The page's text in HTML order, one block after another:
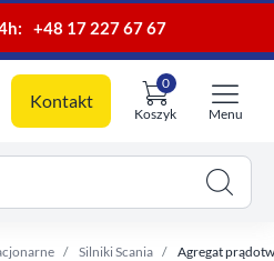
+48 17 227 67 67
Kontakt
Koszyk
0
Menu
Silniki Scania Agregat